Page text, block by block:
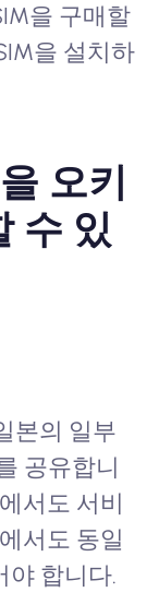
을 구매할
을 설치하
오키
수 있
본의 일부
공유합니
서도 서비
서도 동일
야 합니다.